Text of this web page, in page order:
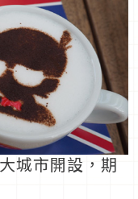
城市開設，期